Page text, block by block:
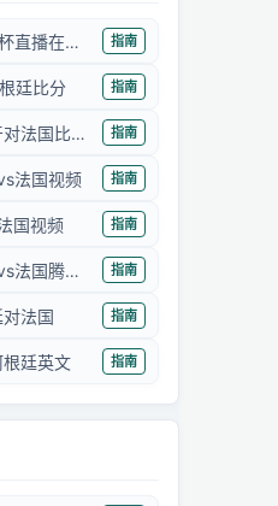
阿根廷vs法国世界杯直播在线观看 指南
廷比分 指南
2026世界杯西班牙对法国比赛结果 指南
法国视频 指南
国视频 指南
世界杯决赛阿根廷vs法国腾讯视频 指南
法国 指南
廷英文 指南